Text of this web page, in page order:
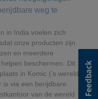
weg te
in India voelen zich
onze producten zijn
en meerdere
beschermen. Dit
in Komic (’s werelds
is via een berijdbare
van de wereld